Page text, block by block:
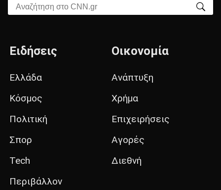
Αναζήτηση στο CNN.gr
Ειδήσεις
Ελλάδα
Κόσμος
Πολιτική
Σπορ
Tech
Περιβάλλον
Οικονομία
Ανάπτυξη
Χρήμα
Επιχειρήσεις
Αγορές
Διεθνή